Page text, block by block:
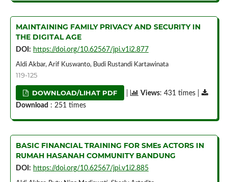
MAINTAINING FAMILY PRIVACY AND SECURITY IN
THE DIGITAL AGE
DOI: https://doi.org/10.62567/jpi.v1i2.877
Aldi Akbar, Arif Kuswanto, Budi Rustandi Kartawinata
119-125
DOWNLOAD/LIHAT PDF Views: 431 times |
Download : 251 times
BASIC FINANCIAL TRAINING FOR SMEs ACTORS IN
RUMAH HASANAH COMMUNITY BANDUNG
DOI: https://doi.org/10.62567/jpi.v1i2.885